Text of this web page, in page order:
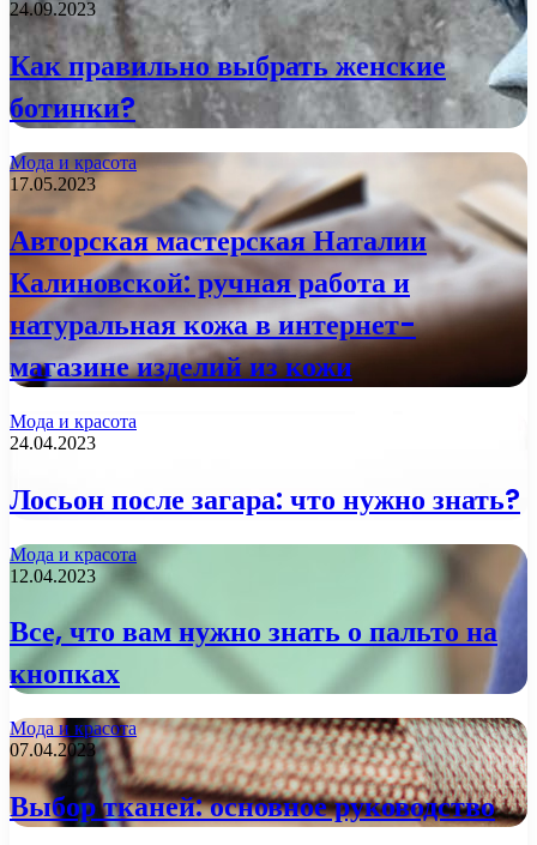
24.09.2023
Как правильно выбрать женские
ботинки?
Мода и красота
17.05.2023
Авторская мастерская Наталии
Калиновской: ручная работа и
натуральная кожа в интернет-
магазине изделий из кожи
Мода и красота
24.04.2023
Лосьон после загара: что нужно знать?
Мода и красота
12.04.2023
Все, что вам нужно знать о пальто на
кнопках
Мода и красота
07.04.2023
Выбор тканей: основное руководство